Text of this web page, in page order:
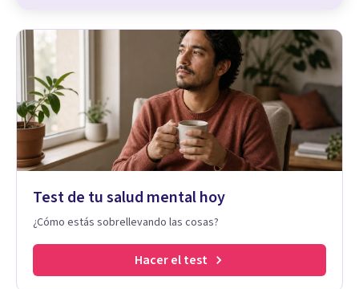
Test de tu salud mental hoy
¿Cómo estás sobrellevando las cosas?
Hacer el test